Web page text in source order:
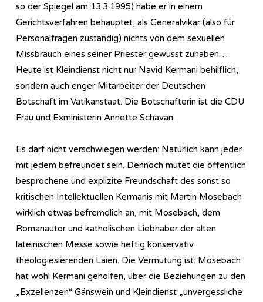
so der Spiegel am 13.3.1995) habe er in einem
Gerichtsverfahren behauptet, als Generalvikar (also für
Personalfragen zuständig) nichts von dem sexuellen
Missbrauch eines seiner Priester gewusst zuhaben…
Heute ist Kleindienst nicht nur Navid Kermani behilflich,
sondern auch enger Mitarbeiter der Deutschen
Botschaft im Vatikanstaat. Die Botschafterin ist die CDU
Frau und Exministerin Annette Schavan.
Es darf nicht verschwiegen werden: Natürlich kann jeder
mit jedem befreundet sein. Dennoch mutet die öffentlich
besprochene und explizite Freundschaft des sonst so
kritischen Intellektuellen Kermanis mit Martin Mosebach
wirklich etwas befremdlich an, mit Mosebach, dem
Romanautor und katholischen Liebhaber der alten
lateinischen Messe sowie heftig konservativ
theologiesierenden Laien. Die Vermutung ist: Mosebach
hat wohl Kermani geholfen, über die Beziehungen zu den
„Exzellenzen“ Gänswein und Kleindienst „unvergessliche